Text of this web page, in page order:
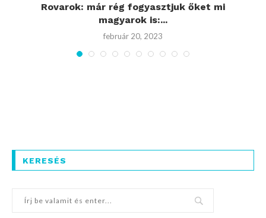
Rovarok: már rég fogyasztjuk őket mi
magyarok is:...
február 20, 2023
KERESÉS